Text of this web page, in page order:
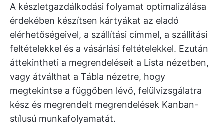
A készletgazdálkodási folyamat optimalizálása
érdekében készítsen kártyákat az eladó
elérhetőségeivel, a szállítási címmel, a szállítási
feltételekkel és a vásárlási feltételekkel. Ezután
áttekintheti a megrendeléseit a Lista nézetben,
vagy átválthat a Tábla nézetre, hogy
megtekintse a függőben lévő, felülvizsgálatra
kész és megrendelt megrendelések Kanban-
stílusú munkafolyamatát.